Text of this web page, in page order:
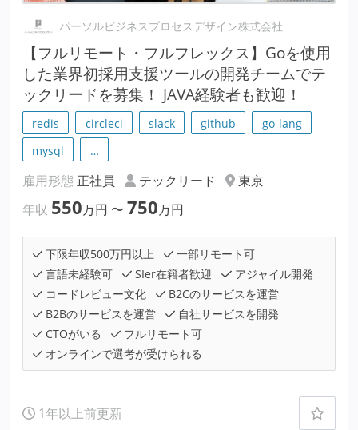
パーソルビジネスプロセスデザイン株式会社
【フルリモート・フルフレックス】Goを使用
した業界初採用支援ツールの開発チームでテ
ックリードを募集！ JAVA経験者も歓迎！
redis circleci slack github
go-lang
mysql
…
雇用形態 正社員 テックリード
東京
年収 550万円 〜 750万円
下限年収500万円以上
一部リモート可
言語未経験可
SIer在籍者歓迎
アジャイル開発
コードレビュー文化
B2Cのサービスを運営
B2Bのサービスを運営
自社サービスを開発
CTOがいる
フルリモート可
オンラインで選考が受けられる
1年以上前更新